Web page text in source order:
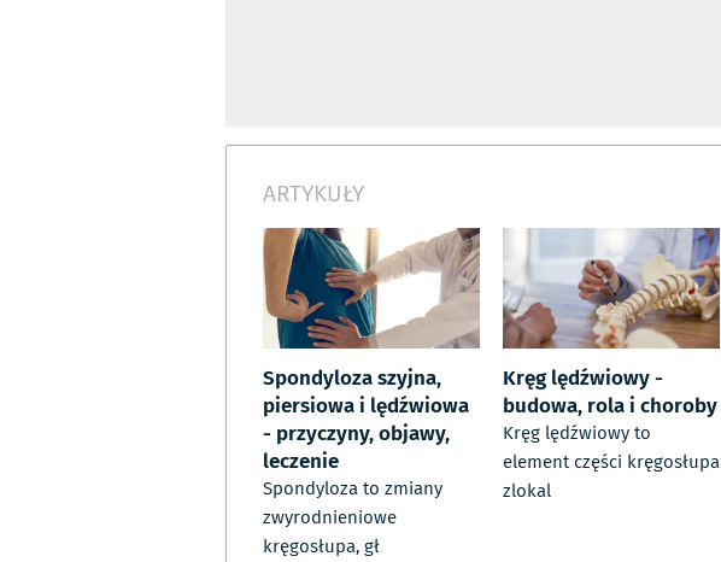
ARTYKUŁY
Spondyloza szyjna,
piersiowa i lędźwiowa
- przyczyny, objawy,
leczenie
Spondyloza to zmiany
zwyrodnieniowe
kręgosłupa, gł
Kręg lędźwiowy -
budowa, rola i choroby
Kręg lędźwiowy to
element części kręgosłupa
zlokal